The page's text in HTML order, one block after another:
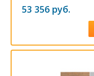
53 356 руб.